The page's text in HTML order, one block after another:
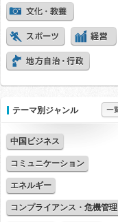
テーマ別ジャンル
中国ビジネス
コミュニケーション
エネルギー
コンプライアンス・危機管理